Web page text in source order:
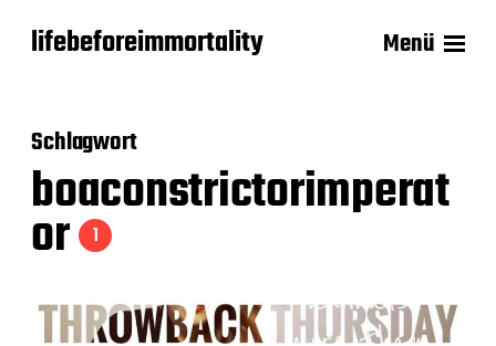
lifebeforeimmortality Menü
Schlagwort
boaconstrictorimperat
or 1